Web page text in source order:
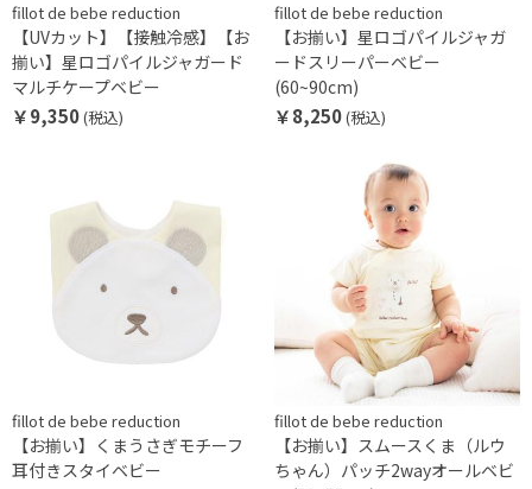
fillot de bebe reduction
【UVカット】【接触冷感】【お
揃い】星ロゴパイルジャガード
マルチケープベビー
￥9,350(税込)
fillot de bebe reduction
【お揃い】星ロゴパイルジャガ
ードスリーパーベビー
(60~90cm)
￥8,250(税込)
fillot de bebe reduction
【お揃い】くまうさぎモチーフ
耳付きスタイベビー
fillot de bebe reduction
【お揃い】スムースくま（ルウ
ちゃん）パッチ2wayオールベビ